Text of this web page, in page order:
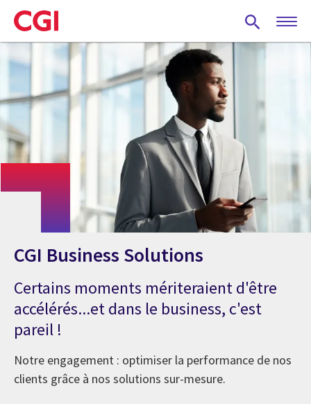
Skip
to
main
content
CGI Business Solutions
Certains moments mériteraient d'être
accélérés...et dans le business, c'est
pareil !
Notre engagement : optimiser la performance de nos
clients grâce à nos solutions sur-mesure.